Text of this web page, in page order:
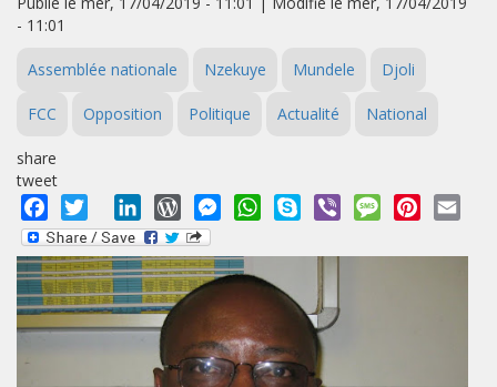
- 11:01
Assemblée nationale Nzekuye Mundele Djoli
FCC Opposition Politique Actualité National
share
tweet
Facebook
Twitter LinkedInWordPressMessengerWhatsApp
Skype Viber MessagePinterest